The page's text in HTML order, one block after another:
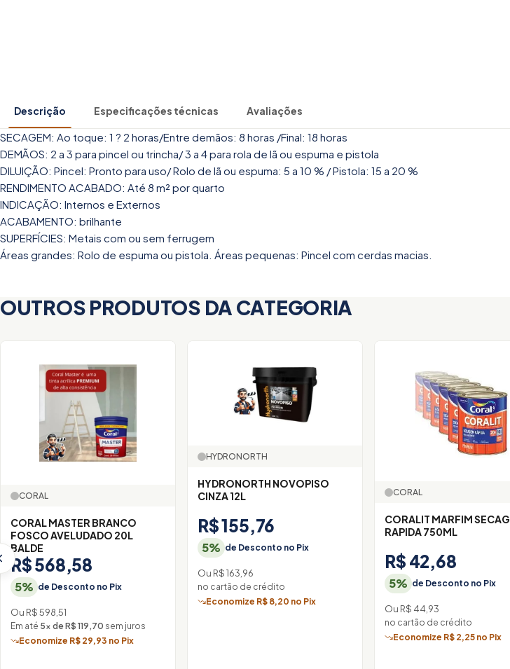
Descrição Especificações técnicas Avaliações
SECAGEM: Ao toque: 1 ? 2 horas/Entre demãos: 8 horas /Final: 18 horas
DEMÃOS: 2 a 3 para pincel ou trincha/ 3 a 4 para rola de lã ou espuma e pistola
DILUIÇÃO: Pincel: Pronto para uso/ Rolo de lã ou espuma: 5 a 10 % / Pistola: 15 a 20 %
RENDIMENTO ACABADO: Até 8 m² por quarto
INDICAÇÃO: Internos e Externos
ACABAMENTO: brilhante
SUPERFÍCIES: Metais com ou sem ferrugem
Áreas grandes: Rolo de espuma ou pistola. Áreas pequenas: Pincel com cerdas macias.
OUTROS PRODUTOS DA CATEGORIA
CORAL
CORAL MASTER BRANCO
FOSCO AVELUDADO 20L
BALDE
R$ 568,58
5% de Desconto no Pix
Ou R$ 598,51
Em até 5× de R$ 119,70 sem juros
Economize R$ 29,93 no Pix
HYDRONORTH
HYDRONORTH NOVOPISO
CINZA 12L
R$ 155,76
5% de Desconto no Pix
Ou R$ 163,96
no cartão de crédito
Economize R$ 8,20 no Pix
CORAL
CORALIT MARFIM
RAPIDA 750ML
R$ 42,68
5% de Desconto no Pix
Ou R$ 44,93
no cartão de crédito
Economize R$ 2,25 no Pix